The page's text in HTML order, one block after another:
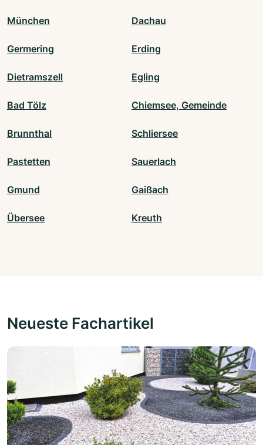
München Dachau
Germering Erding
Dietramszell Egling
Bad Tölz Chiemsee, Gemeinde
Brunnthal Schliersee
Pastetten Sauerlach
Gmund Gaißach
Übersee Kreuth
Neueste Fachartikel